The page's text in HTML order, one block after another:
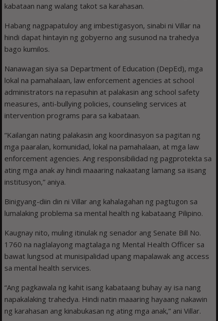
kabataan nang walang takot sa karahasan.
Habang nagpapatuloy ang imbestigasyon, sinabi ni Villar na
hindi dapat hintayin ng gobyerno ang susunod na trahedya
bago kumilos.
Nanawagan siya sa Department of Education (DepEd), mga
lokal na pamahalaan, law enforcement agencies at school
administrators na repasuhin at palakasin ang school safety
measures, anti-bullying policies, counseling services at
intervention programs para sa kabataan.
“Kailangan nating palakasin ang koordinasyon sa pagitan ng
mga paaralan, komunidad, lokal na pamahalaan, at mga law
enforcement agencies. Ang responsibilidad ng pagprotekta sa
ating mga anak ay hindi maaaring nakaatang lamang sa iisang
institusyon,” aniya.
Binigyang-diin din ni Villar ang kahalagahan ng pagtugon sa
lumalaking problema sa mental health ng kabataang Pilipino.
Kaugnay nito, muling itinulak ng senador ang Senate Bill No.
1760 na naglalayong magtalaga ng Mental Health Officer sa
bawat lungsod at munisipalidad upang mapalawak ang access
sa mental health services.
“Ang pagkawala ng kahit isang kabataang buhay ay isa nang
napakalaking trahedya. Hindi natin maaaring hayaang nakawin
ng karahasan ang kinabukasan ng ating mga anak,” ani Villar.